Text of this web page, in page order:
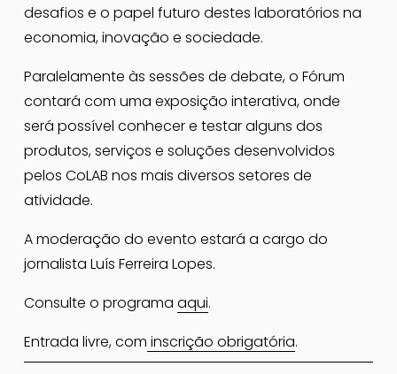
desafios e o papel futuro destes laboratórios na
economia, inovação e sociedade.
Paralelamente às sessões de debate, o Fórum
contará com uma exposição interativa, onde
será possível conhecer e testar alguns dos
produtos, serviços e soluções desenvolvidos
pelos CoLAB nos mais diversos setores de
atividade.
A moderação do evento estará a cargo do
jornalista Luís Ferreira Lopes.
Consulte o programa aqui.
Entrada livre, com inscrição obrigatória.